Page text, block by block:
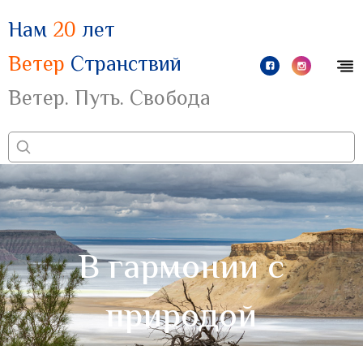
Нам 20 лет
Ветер Странствий
Ветер. Путь. Свобода
В гармонии с
природой